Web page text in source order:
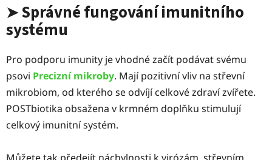
➤Správné fungování imunitního
systému
Pro podporu imunity je vhodné začít podávat svému
psovi Precizní mikroby. Mají pozitivní vliv na střevní
mikrobiom, od kterého se odvíjí celkové zdraví zvířete.
POSTbiotika obsažena v krmném doplňku stimulují
celkový imunitní systém.